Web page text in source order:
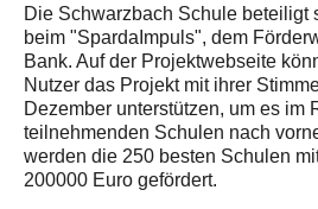
Die Schwarzbach Schule beteiligt
beim "SpardaImpuls", dem
Bank. Auf der Projektwebseite
Nutzer das Projekt mit ihrer
Dezember unterstützen, um es im
teilnehmenden Schulen nach
werden die 250 besten Schulen
200000 Euro gefördert.